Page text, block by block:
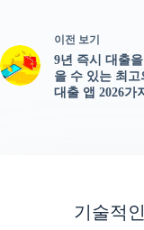
이전 보기
9년 즉시 대출
을 수 있는 최고
대출 앱 2026가
기술적